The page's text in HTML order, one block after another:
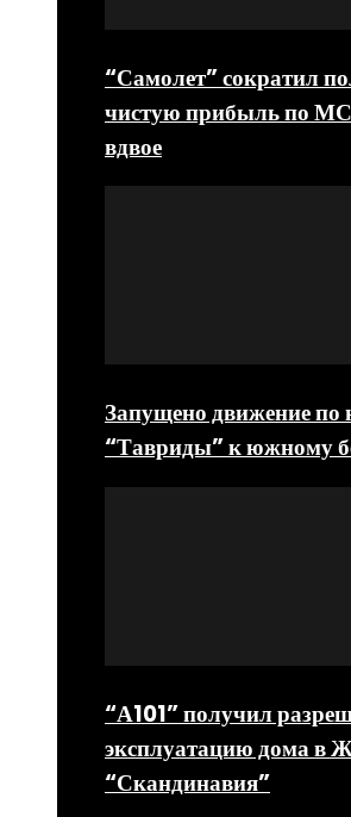
“Самолет” сократил
чистую прибыль по
вдвое
Запущено движение по
“Тавриды” к южному
“А101” получил
эксплуатацию дома в
“Скандинавия”